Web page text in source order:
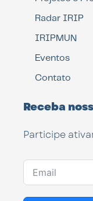
Radar IRIP
IRIPMUN
Eventos
Contato
Receba
Participe